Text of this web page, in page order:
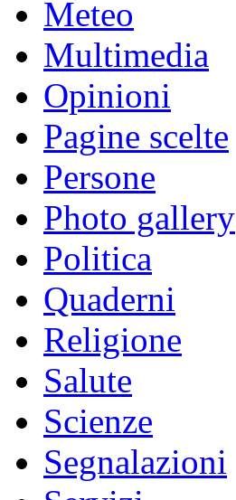
Meteo
Multimedia
Opinioni
Pagine scelte
Persone
Photo gallery
Politica
Quaderni
Religione
Salute
Scienze
Segnalazioni